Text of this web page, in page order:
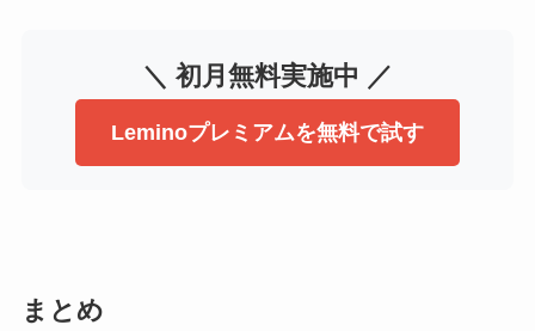
＼ 初月無料実施中 ／
Leminoプレミアムを無料で試す
まとめ